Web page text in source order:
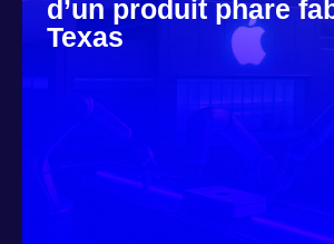
d’un produit phare
Texas